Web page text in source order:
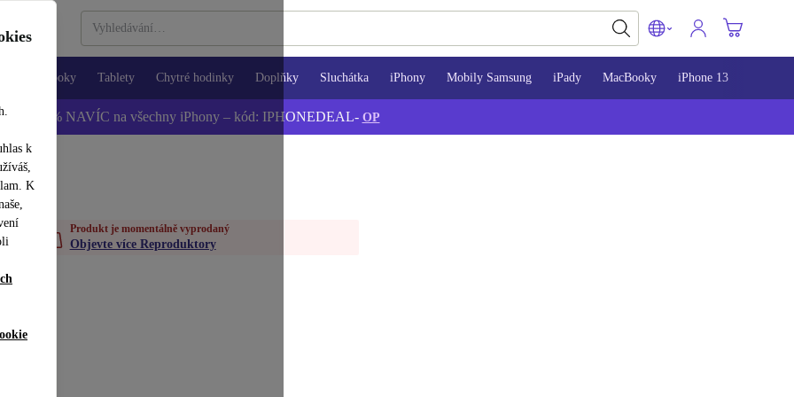
k
K
Notebooky Tablety Chytré hodinky Doplňky Sluchátka iPhony Mobily Samsung iPady MacBooky iPhone 13
📱 -5 % NAVÍC na všechny iPhony – kód: IPHONEDEAL- OP
Produkt je momentálně vyprodaný
Objevte více Reproduktory